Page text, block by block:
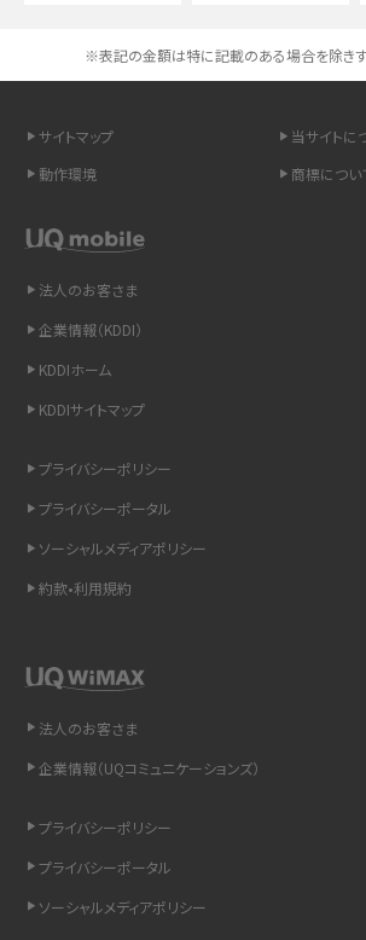
スマホや携帯端末の通信速度制限とは？回避のコツや解
を解説
LINEの引き継ぎ方法は？対象データや事前準備・条件・
非通知設定とは？184で電話をかける方法やiPhone・
スマホのウィジェットとは？iPhone・Androidの設定方法
インスタのDMの送り方は？便利機能の使い方や注意点
Bluetooth®とは？Wi-Fiとの違いやスマホ・PCとの接続方
「iPhoneを探す」の使い方と設定方法を紹介！ブラウザ
Wi-Fiを快適に使うための速度はどれくらい？用途別の目
着信拒否とは？設定方法やブロックした番号の確認方法
※表記の金額は特に記載のある場合を除き
サイトマップ
当サイトに
動作環境
商標につい
法人のお客さま
企業情報（KDDI）
KDDIホーム
KDDIサイトマップ
プライバシーポリシー
プライバシーポータル
ソーシャルメディアポリシー
約款•利用規約
法人のお客さま
企業情報（UQコミュニケーションズ）
プライバシーポリシー
プライバシーポータル
ソーシャルメディアポリシー